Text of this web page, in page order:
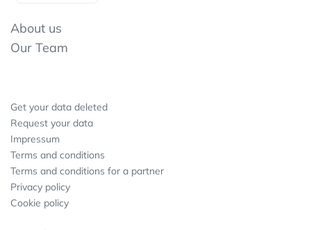
About us
Our Team
Get your data deleted
Request your data
Impressum
Terms and conditions
Terms and conditions for a partner
Privacy policy
Cookie policy